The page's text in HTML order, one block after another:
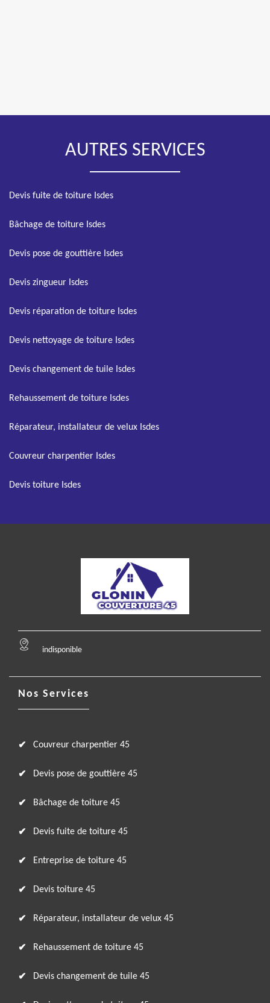
AUTRES SERVICES
Devis fuite de toiture Isdes
Bâchage de toiture Isdes
Devis pose de gouttière Isdes
Devis zingueur Isdes
Devis réparation de toiture Isdes
Devis nettoyage de toiture Isdes
Devis changement de tuile Isdes
Rehaussement de toiture Isdes
Réparateur, installateur de velux Isdes
Couvreur charpentier Isdes
Devis toiture Isdes
indisponible
Nos Services
Couvreur charpentier 45
Devis pose de gouttière 45
Bâchage de toiture 45
Devis fuite de toiture 45
Entreprise de toiture 45
Devis toiture 45
Réparateur, installateur de velux 45
Rehaussement de toiture 45
Devis changement de tuile 45